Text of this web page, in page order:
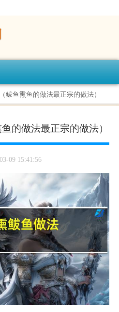
鲅鱼熏鱼的做法最正宗的做法）
的做法最正宗的做法）
09 15:41:56